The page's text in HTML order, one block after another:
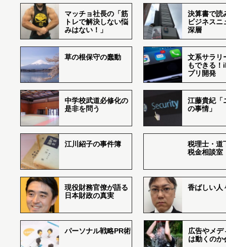
マッチョ社長の「筋
トレで解決しない悩
みはない！」
決算書で読
ビジネスニ
深層
草の根保守の蠢動
文系サラリ
もできる
プリ開発
中学校武道必修化の
是非を問う
江藤貴紀「
の事情」
江川紹子の事件簿
税理士・道
税金相談室
現役財務官僚が語る
日本財政の真実
香ばしい
パーソナル戦略PR術
広告やメデ
は動くのか